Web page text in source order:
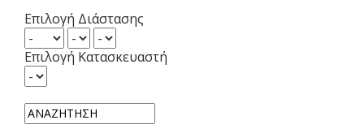
Επιλογή Διάστασης
Επιλογή Κατασκευαστή